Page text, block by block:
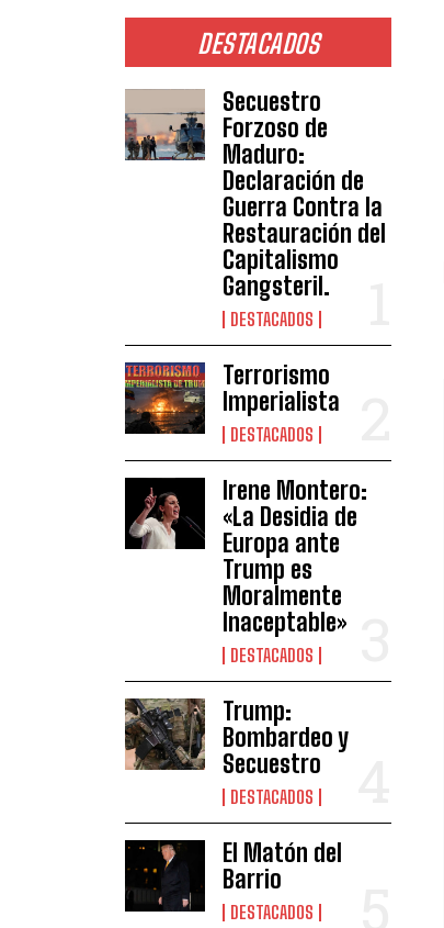
DESTACADOS
Secuestro
Forzoso de
Maduro:
Declaración de
Guerra Contra la
Restauración del
Capitalismo
Gangsteril.
DESTACADOS
Terrorismo
Imperialista
DESTACADOS
Irene Montero:
«La Desidia de
Europa ante
Trump es
Moralmente
Inaceptable»
DESTACADOS
Trump:
Bombardeo y
Secuestro
DESTACADOS
El Matón del
Barrio
DESTACADOS